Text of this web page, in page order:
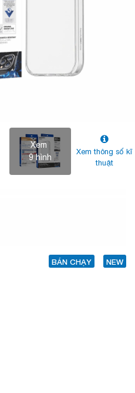
Xem
9 hình
Xem thông số kĩ
thuật
BÁN CHẠY
NEW